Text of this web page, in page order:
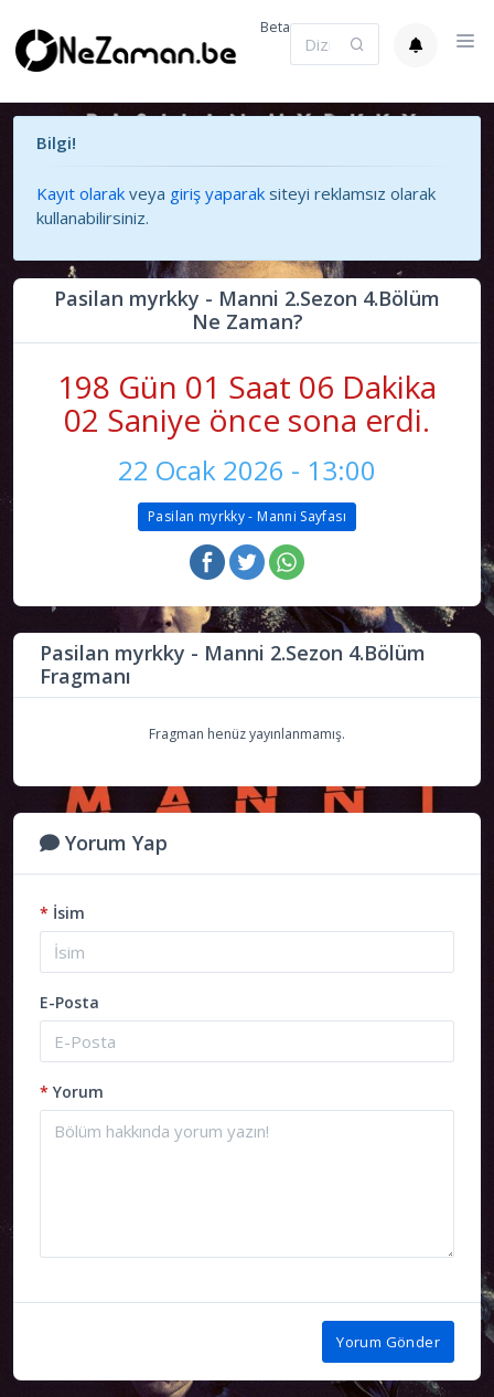
Beta
Bilgi!
Kayıt olarak veya giriş yaparak siteyi reklamsız olarak
kullanabilirsiniz.
Pasilan myrkky - Manni 2.Sezon 4.Bölüm
Ne Zaman?
198 Gün 01 Saat 06 Dakika
02 Saniye önce sona erdi.
22 Ocak 2026 - 13:00
Pasilan myrkky - Manni Sayfası
Pasilan myrkky - Manni 2.Sezon 4.Bölüm
Fragmanı
Fragman henüz yayınlanmamış.
Yorum Yap
* İsim
E-Posta
* Yorum
Yorum Gönder